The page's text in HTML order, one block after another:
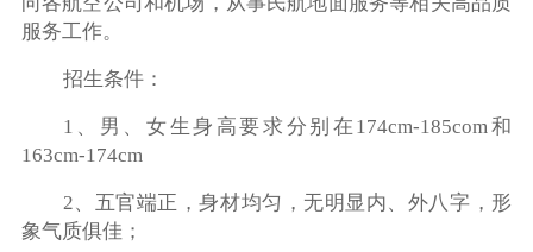
服务工作。
招生条件：
1、男、女生身高要求分别在174cm-185com和
163cm-174cm
2、五官端正，身材均匀，无明显内、外八字，形
象气质俱佳；